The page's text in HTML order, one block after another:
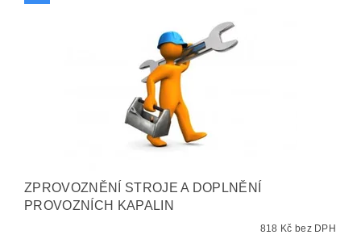
ZPROVOZNĚNÍ STROJE A DOPLNĚNÍ
PROVOZNÍCH KAPALIN
818 Kč bez DPH